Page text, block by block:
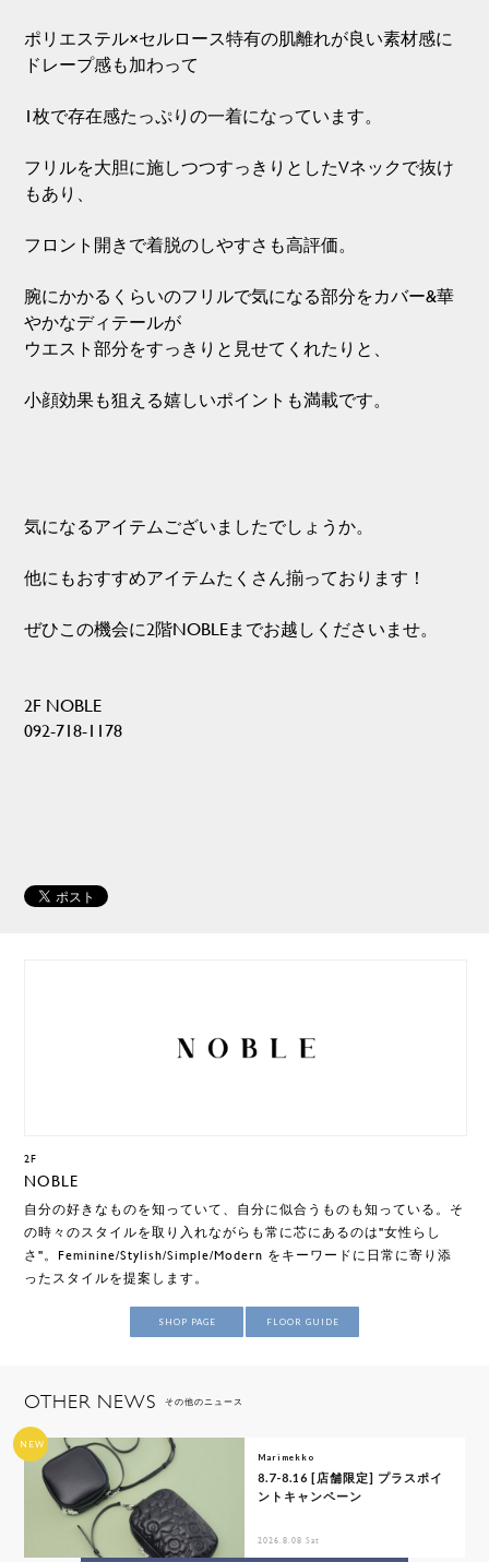
ポリエステル×セルロース特有の肌離れが良い素材感に
ドレープ感も加わって
1枚で存在感たっぷりの一着になっています。
フリルを大胆に施しつつすっきりとしたVネックで抜け
もあり、
フロント開きで着脱のしやすさも高評価。
腕にかかるくらいのフリルで気になる部分をカバー&華
やかなディテールが
ウエスト部分をすっきりと見せてくれたりと、
小顔効果も狙える嬉しいポイントも満載です。
気になるアイテムございましたでしょうか。
他にもおすすめアイテムたくさん揃っております！
ぜひこの機会に2階NOBLEまでお越しくださいませ。
2F NOBLE
092-718-1178
2F
NOBLE
自分の好きなものを知っていて、自分に似合うものも知っている。そ
の時々のスタイルを取り入れながらも常に芯にあるのは"女性らし
さ"。Feminine/Stylish/Simple/Modern をキーワードに日常に寄り添
ったスタイルを提案します。
SHOP PAGE FLOOR GUIDE
OTHER NEWS その他のニュース
NEW
Marimekko
8.7-8.16 [店舗限定] プラスポイ
ントキャンペーン
2026.8.08 Sat